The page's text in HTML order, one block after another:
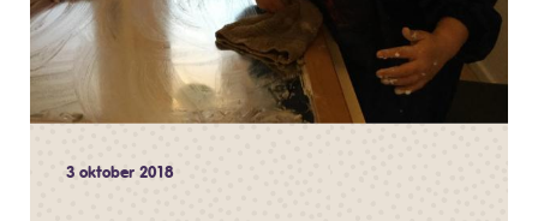
3 oktober 2018